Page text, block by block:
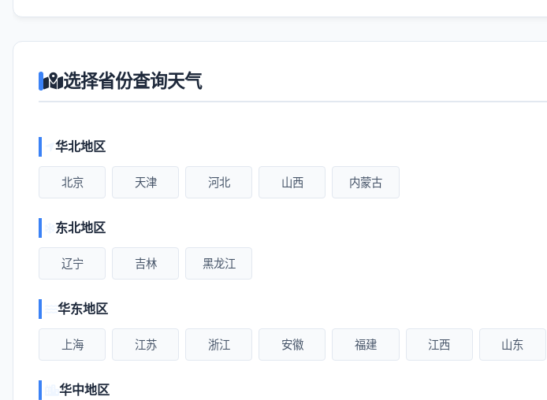
选择省份查询天气
华北地区
北京 天津 河北 山西 内蒙古
东北地区
辽宁 吉林 黑龙江
华东地区
上海 江苏 浙江 安徽 福建 江西 山东
华中地区